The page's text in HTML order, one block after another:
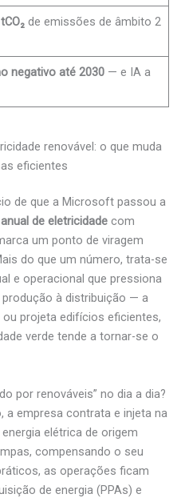
de emissões de âmbito 2
negativo até 2030— e IA a
renovável: o que muda
eficientes
de que a Microsoft passou a
de eletricidade com
um ponto de viragem
do que um número, trata-se
e operacional que pressiona
à distribuição — a
projeta edifícios eficientes,
verde tende a tornar-se o
por renováveis” no dia a dia?
a empresa contrata e injeta na
elétrica de origem
compensando o seu
as operações ficam
de energia (PPAs) e